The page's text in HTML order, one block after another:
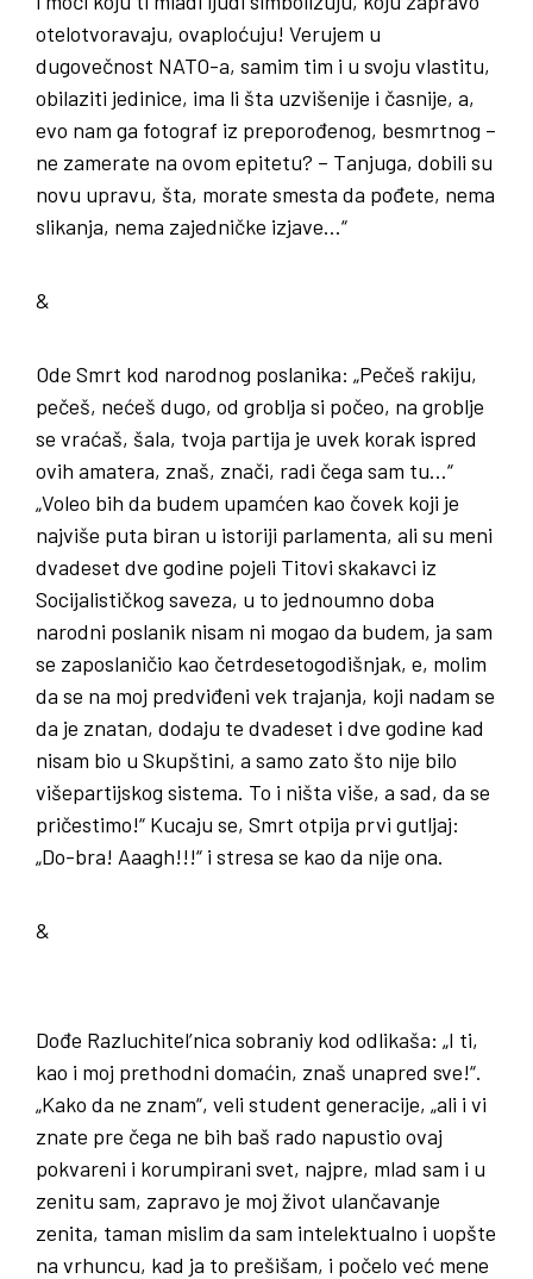
otelotvoravaju, ovaploćuju! Verujem u
dugovečnost NATO-a, samim tim i u svoju vlastitu,
obilaziti jedinice, ima li šta uzvišenije i časnije, a,
evo nam ga fotograf iz preporođenog, besmrtnog –
ne zamerate na ovom epitetu? – Tanjuga, dobili su
novu upravu, šta, morate smesta da pođete, nema
slikanja, nema zajedničke izjave…“
&
Ode Smrt kod narodnog poslanika: „Pečeš rakiju,
pečeš, nećeš dugo, od groblja si počeo, na groblje
se vraćaš, šala, tvoja partija je uvek korak ispred
ovih amatera, znaš, znači, radi čega sam tu…“
„Voleo bih da budem upamćen kao čovek koji je
najviše puta biran u istoriji parlamenta, ali su meni
dvadeset dve godine pojeli Titovi skakavci iz
Socijalističkog saveza, u to jednoumno doba
narodni poslanik nisam ni mogao da budem, ja sam
se zaposlaničio kao četrdesetogodišnjak, e, molim
da se na moj predviđeni vek trajanja, koji nadam se
da je znatan, dodaju te dvadeset i dve godine kad
nisam bio u Skupštini, a samo zato što nije bilo
višepartijskog sistema. To i ništa više, a sad, da se
pričestimo!“ Kucaju se, Smrt otpija prvi gutljaj:
„Do-bra! Aaagh!!!“ i stresa se kao da nije ona.
&
Dođe Razluchitel’nica sobraniy kod odlikaša: „I ti,
kao i moj prethodni domaćin, znaš unapred sve!“.
„Kako da ne znam“, veli student generacije, „ali i vi
znate pre čega ne bih baš rado napustio ovaj
pokvareni i korumpirani svet, najpre, mlad sam i u
zenitu sam, zapravo je moj život ulančavanje
zenita, taman mislim da sam intelektualno i uopšte
na vrhuncu, kad ja to prešišam, i počelo već mene